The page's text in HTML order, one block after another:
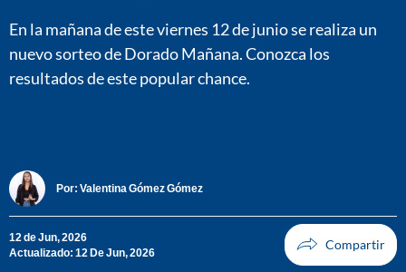
En la mañana de este viernes 12 de junio se realiza un
nuevo sorteo de Dorado Mañana. Conozca los
resultados de este popular chance.
Por: Valentina Gómez Gómez
12 de Jun, 2026
Actualizado: 12 De Jun, 2026